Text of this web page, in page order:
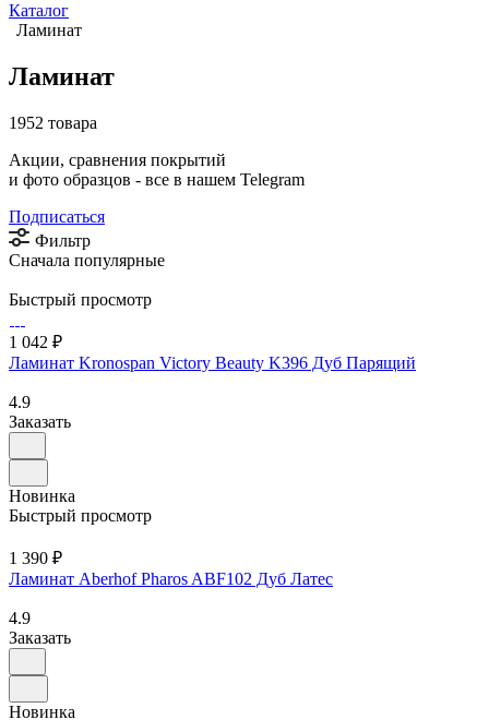
Каталог
Ламинат
Ламинат
1952 товара
Акции, сравнения покрытий
и фото образцов - все в нашем Telegram
Подписаться
Фильтр
Сначала популярные
Быстрый просмотр
1 042 ₽
Ламинат Kronospan Victory Beauty K396 Дуб Парящий
4.9
Заказать
Новинка
Быстрый просмотр
1 390 ₽
Ламинат Aberhof Pharos ABF102 Дуб Латес
4.9
Заказать
Новинка